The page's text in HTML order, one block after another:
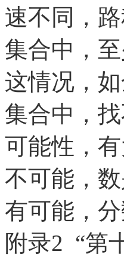
速不同，
集合中，
这情况，
集合中，
可能性，
不可能，
有可能，
附录2 “第